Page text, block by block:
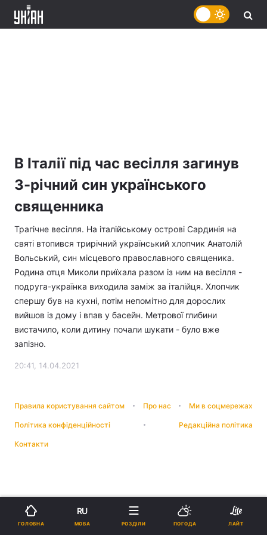
В Італії під час весілля загинув
3-річний син українського
священника
Трагічне весілля. На італійському острові Сардинія на
святі втопився трирічний український хлопчик Анатолій
Вольський, син місцевого православного священика.
Родина отця Миколи приїхала разом із ним на весілля -
подруга-українка виходила заміж за італійця. Хлопчик
спершу був на кухні, потім непомітно для дорослих
вийшов із дому і впав у басейн. Метрової глибини
вистачило, коли дитину почали шукати - було вже
запізно.
20:41, 14.04.2021
Правила користування сайтом Про нас Ми в соцмережах
Політика конфіденційності Редакційна політика
Контакти
ГОЛОВНА
RU
МОВА РОЗДІЛИ ПОГОДА ЛАЙТ